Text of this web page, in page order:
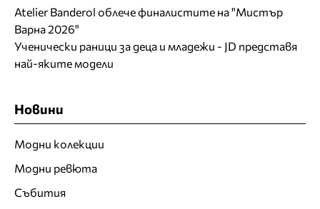
Atelier Banderol облече финалистите на "Мистър
Варна 2026"
Ученически раници за деца и младежи - JD представя
най-яките модели
Новини
Модни колекции
Модни ревюта
Събития